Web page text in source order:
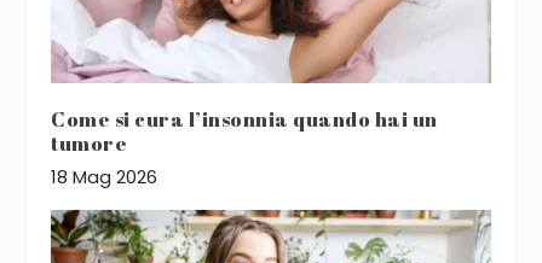
Come si cura l’insonnia quando hai un
tumore
18 Mag 2026